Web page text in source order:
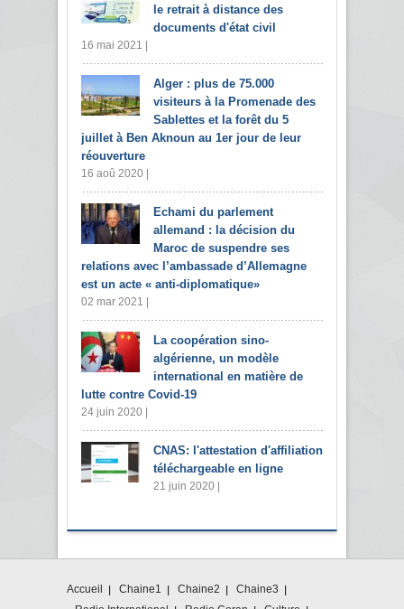
le retrait à distance des
documents d'état civil
16 mai 2021 |
Alger : plus de 75.000
visiteurs à la Promenade des
Sablettes et la forêt du 5
juillet à Ben Aknoun au 1er jour de leur
réouverture
16 aoû 2020 |
Echami du parlement
allemand : la décision du
Maroc de suspendre ses
relations avec l’ambassade d’Allemagne
est un acte « anti-diplomatique»
02 mar 2021 |
La coopération sino-
algérienne, un modèle
international en matière de
lutte contre Covid-19
24 juin 2020 |
CNAS: l'attestation d'affiliation
téléchargeable en ligne
21 juin 2020 |
Accueil Chaine1 Chaine2
Chaine3